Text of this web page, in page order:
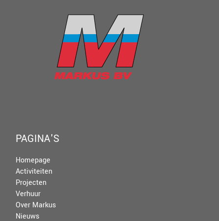
PAGINA'S
Homepage
Activiteiten
Projecten
Verhuur
Over Markus
Nieuws